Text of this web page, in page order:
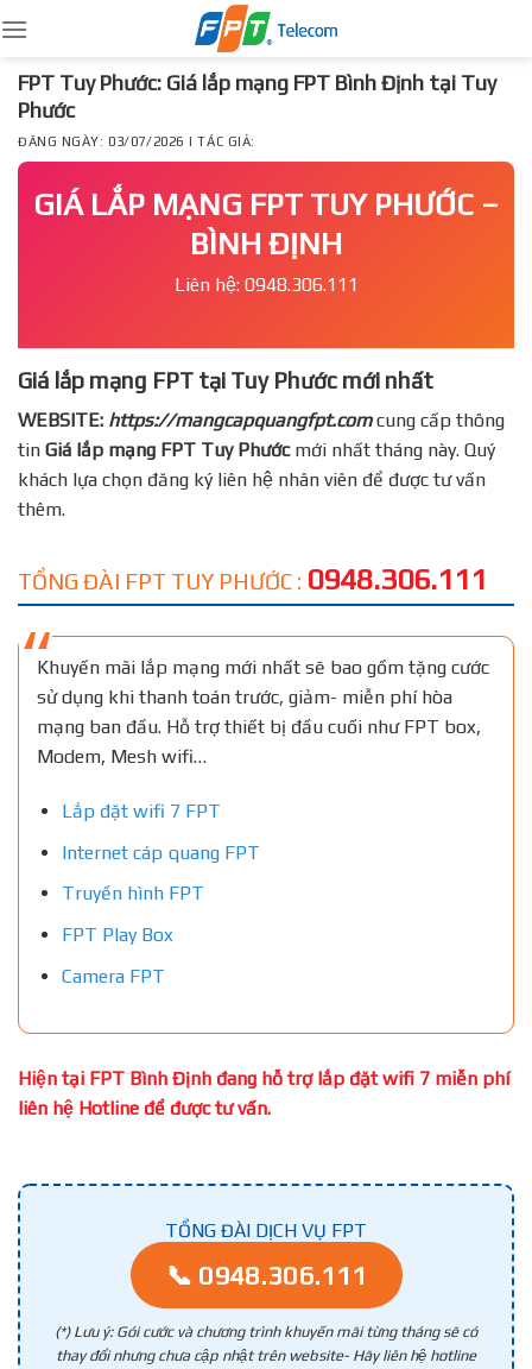
to
content
FPT Tuy Phước: Giá lắp mạng FPT Bình Định tại Tuy
Phước
ĐĂNG NGÀY: 03/07/2026 | TÁC GIẢ:
GIÁ LẮP MẠNG FPT TUY PHƯỚC –
BÌNH ĐỊNH
Liên hệ: 0948.306.111
Giá lắp mạng FPT tại Tuy Phước mới nhất
WEBSITE: https://mangcapquangfpt.comcung cấp thông
tin Giá lắp mạng FPT Tuy Phướcmới nhất tháng này. Quý
khách lựa chọn đăng ký liên hệ nhân viên để được tư vấn
thêm.
TỔNG ĐÀI FPT TUY PHƯỚC : 0948.306.111
Khuyến mãi lắp mạng mới nhất sẽ bao gồm tặng cước
sử dụng khi thanh toán trước, giảm- miễn phí hòa
mạng ban đầu. Hỗ trợ thiết bị đầu cuối như FPT box,
Modem, Mesh wifi…
Lắp đặt wifi 7 FPT
Internet cáp quang FPT
Truyền hình FPT
FPT Play Box
Camera FPT
Hiện tại FPT Bình Định đang hỗ trợ lắp đặt wifi 7 miễn phí
liên hệ Hotline để được tư vấn.
TỔNG ĐÀI DỊCH VỤ FPT
📞 0948.306.111
(*) Lưu ý: Gói cước và chương trình khuyến mãi từng tháng sẽ có
thay đổi nhưng chưa cập nhật trên website- Hãy liên hệ hotline